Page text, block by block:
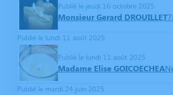
Publié le jeudi 16 octobre 2025
Monsieur Gerard DROUILLET
Publié le lundi 11 août 2025
Publié le lundi 11 août 2025
Madame Elise GOICOECHEA
Publié le mardi 24 juin 2025